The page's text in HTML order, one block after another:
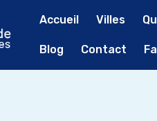
Accueil Villes
Blog Contact